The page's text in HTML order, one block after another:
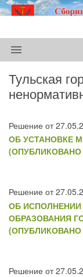
menu
Тульская
Решение от
ОБ УСТАНОВКЕ
(ОПУБЛИКОВАНО
Решение от
ОБ
ОБРАЗОВАНИЯ
(ОПУБЛИКОВАНО
Решение от